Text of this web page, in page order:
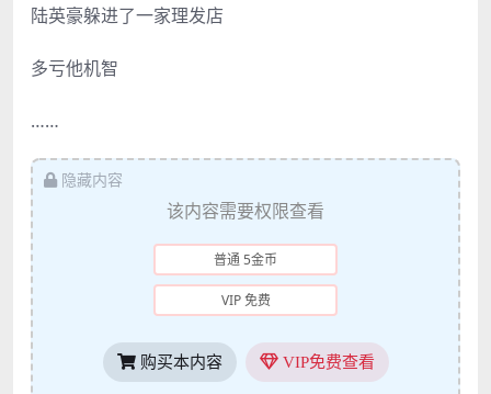
陆英豪躲进了一家理发店
多亏他机智
……
隐藏内容
该内容需要权限查看
普通 5金币
VIP 免费
购买本内容 VIP免费查看